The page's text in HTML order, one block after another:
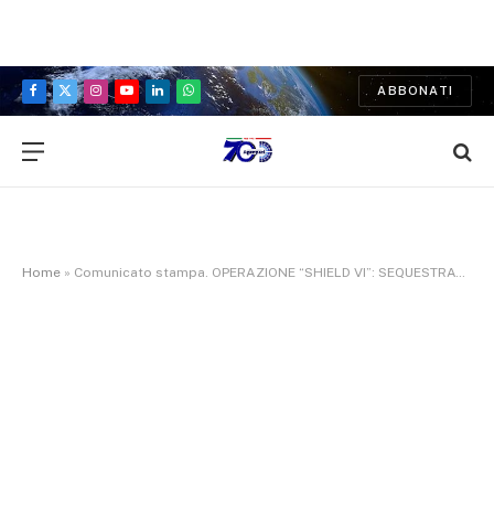
Facebook
X
Instagram
YouTubeLinkedInWhatsApp
ABBONATI
Home » Comunicato stampa. OPERAZIONE “SHIELD VI”: SEQUESTRATI MIGLIAIA DI MEDICINALI E SOSTANZE DOPANTI ILLEGALI, OSCURATI SITI WEB DI VENDITA ILLEGALE DI FARMACI